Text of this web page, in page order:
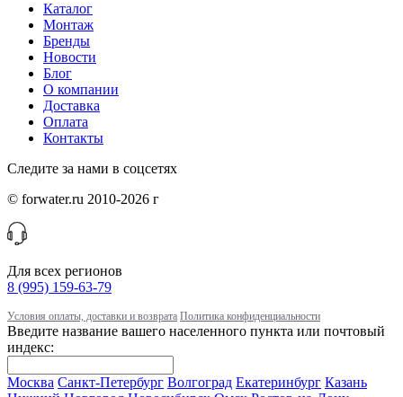
Каталог
Монтаж
Бренды
Новости
Блог
О компании
Доставка
Оплата
Контакты
Следите за нами в соцсетях
© forwater.ru 2010-2026 г
Для всех регионов
8 (995) 159-63-79
Условия оплаты, доставки и возврата Политика конфиденциальности
Введите название вашего населенного пункта или почтовый
индекс:
Москва Санкт-Петербург Волгоград Екатеринбург Казань